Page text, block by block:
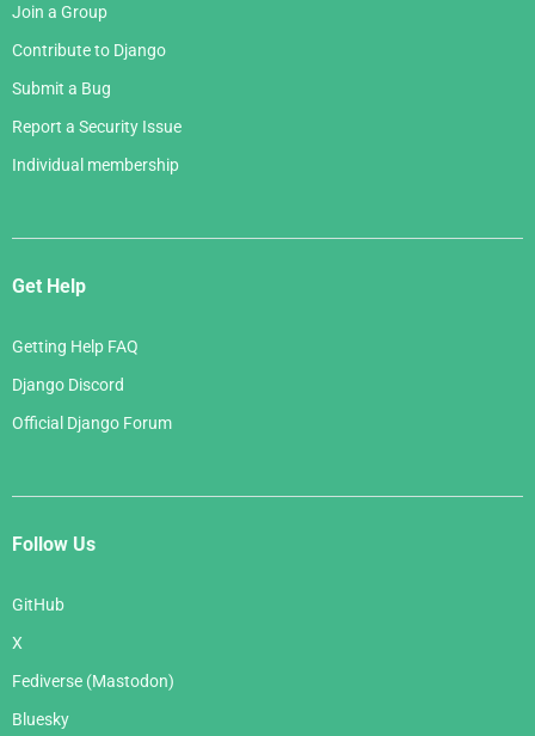
Join a Group
Contribute to Django
Submit a Bug
Report a Security Issue
Individual membership
Get Help
Getting Help FAQ
Django Discord
Official Django Forum
Follow Us
GitHub
X
Fediverse (Mastodon)
Bluesky